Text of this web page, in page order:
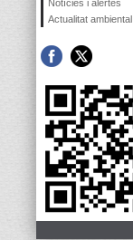
Notícies i alertes
Actualitat ambiental